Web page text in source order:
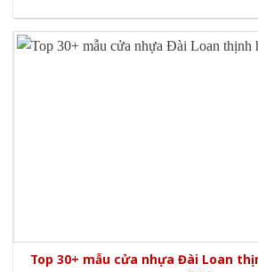
Top 30+ mẫu cửa nhựa Đài Loan